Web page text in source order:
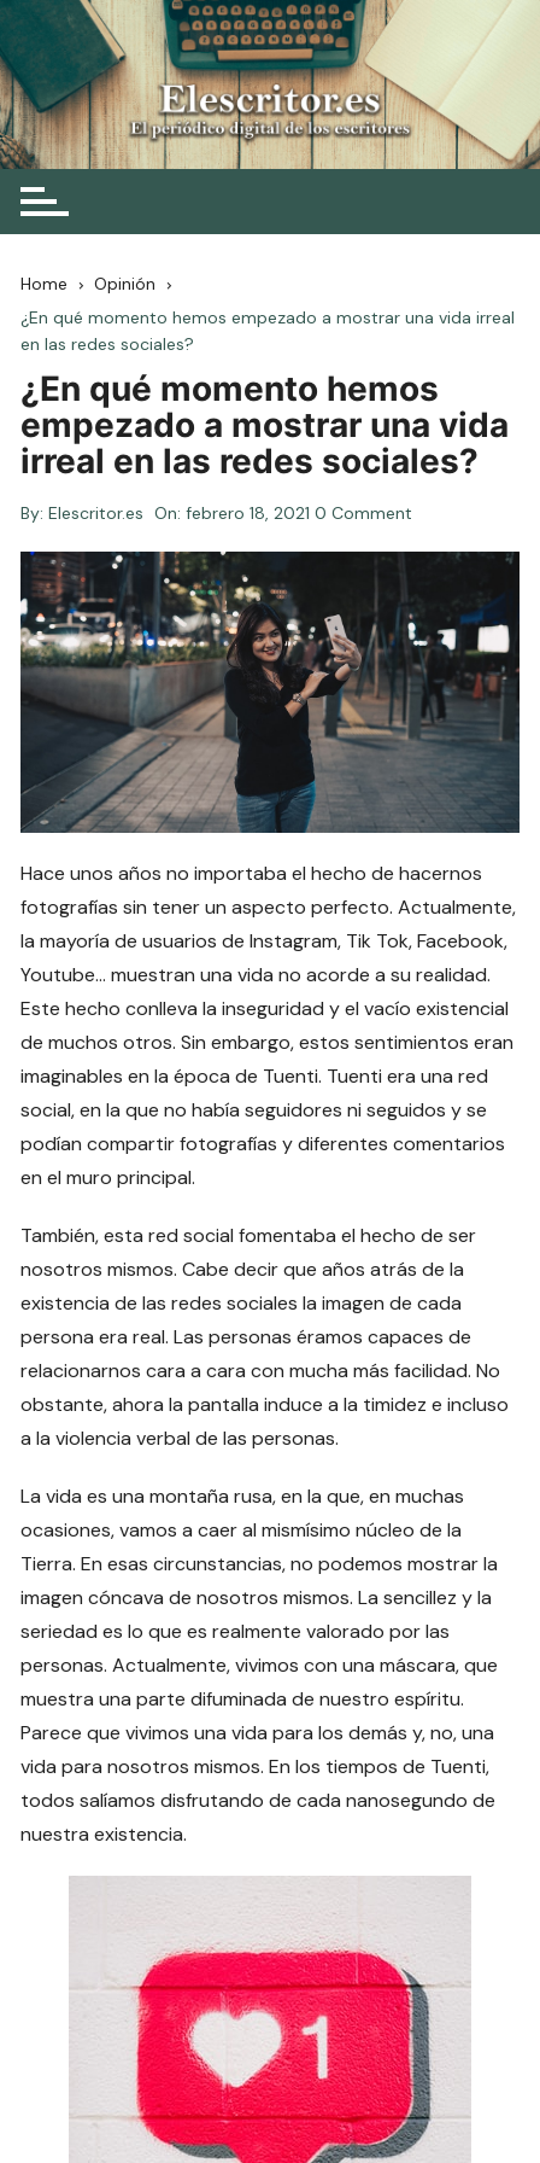
Skip
to
content
Elescritor.es
El periódico digital de los escritores
Home
Opinión
¿En qué momento hemos empezado a mostrar una vida irreal
en las redes sociales?
¿En qué momento hemos
empezado a mostrar una vida
irreal en las redes sociales?
By: Elescritor.es On:febrero 18, 2021 0 Comment
Hace unos años no importaba el hecho de hacernos
fotografías sin tener un aspecto perfecto. Actualmente,
la mayoría de usuarios de Instagram, Tik Tok, Facebook,
Youtube… muestran una vida no acorde a su realidad.
Este hecho conlleva la inseguridad y el vacío existencial
de muchos otros. Sin embargo, estos sentimientos eran
imaginables en la época de Tuenti. Tuenti era una red
social, en la que no había seguidores ni seguidos y se
podían compartir fotografías y diferentes comentarios
en el muro principal.
También, esta red social fomentaba el hecho de ser
nosotros mismos. Cabe decir que años atrás de la
existencia de las redes sociales la imagen de cada
persona era real. Las personas éramos capaces de
relacionarnos cara a cara con mucha más facilidad. No
obstante, ahora la pantalla induce a la timidez e incluso
a la violencia verbal de las personas.
La vida es una montaña rusa, en la que, en muchas
ocasiones, vamos a caer al mismísimo núcleo de la
Tierra. En esas circunstancias, no podemos mostrar la
imagen cóncava de nosotros mismos. La sencillez y la
seriedad es lo que es realmente valorado por las
personas. Actualmente, vivimos con una máscara, que
muestra una parte difuminada de nuestro espíritu.
Parece que vivimos una vida para los demás y, no, una
vida para nosotros mismos. En los tiempos de Tuenti,
todos salíamos disfrutando de cada nanosegundo de
nuestra existencia.